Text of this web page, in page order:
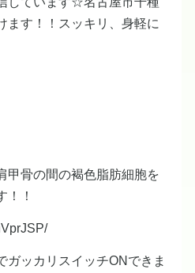
ます！！スッキリ、身軽に
甲骨の間の褐色脂肪細胞を
！！
ガッカリスイッチONできま